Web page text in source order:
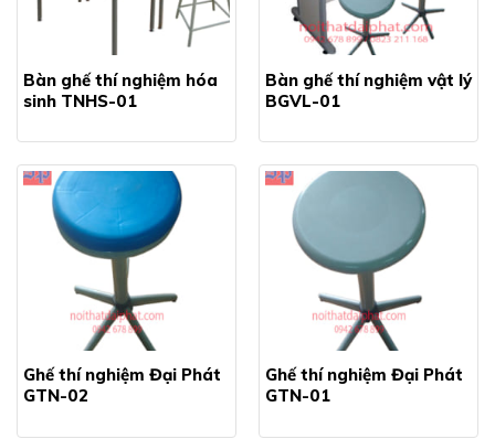
Bàn ghế thí nghiệm hóa
sinh TNHS-01
Bàn ghế thí nghiệm vật lý
BGVL-01
Ghế thí nghiệm Đại Phát
GTN-02
Ghế thí nghiệm Đại Phát
GTN-01